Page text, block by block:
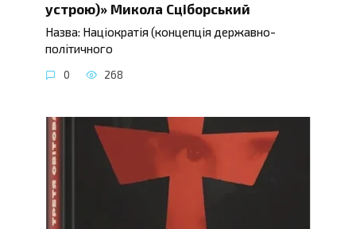
устрою)» Микола Сціборський
Назва: Націократія (концепція державно-
політичного
0 268